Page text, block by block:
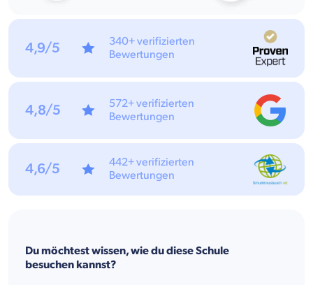
Du möchtest wissen, wie du diese Schule
besuchen kannst?
4,9/5
340+ verifizierten
Bewertungen
4,8/5
572+ verifizierten
Bewertungen
4,6/5
442+ verifizierten
Bewertungen